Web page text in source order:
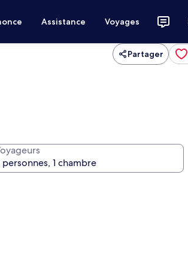
Assistance Voyages
Partager